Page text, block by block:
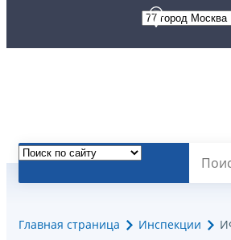
Главная страница Инспекции